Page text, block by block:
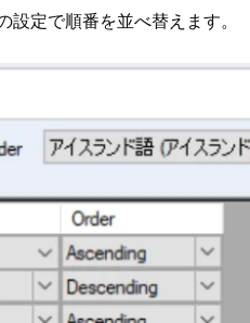
定で順番を並べ替えます。